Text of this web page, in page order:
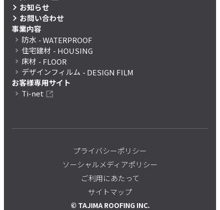
お知らせ
お問い合わせ
事業内容
防水 - WATERPROOF
住宅建材 - HOUSING
床材 - FLOOR
デザインフィルム - DESIGN FILM
お客様専用サイト
Ti-net
プライバシーポリシー
ソーシャルメディアポリシー
ご利用にあたって
サイトマップ
© TAJIMA ROOFING INC.